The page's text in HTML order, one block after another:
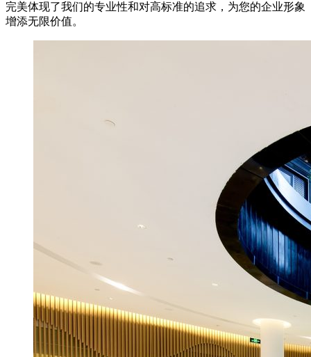
完美体现了我们的专业性和对高标准的追求，为您的企业形象
增添无限价值。